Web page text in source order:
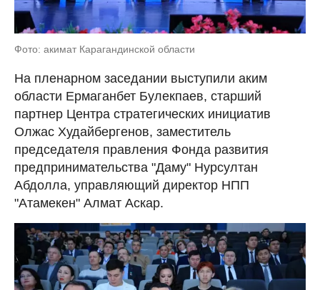
Фото: акимат Карагандинской области
На пленарном заседании выступили аким
области Ермаганбет Булекпаев, старший
партнер Центра стратегических инициатив
Олжас Худайбергенов, заместитель
председателя правления Фонда развития
предпринимательства "Даму" Нурсултан
Абдолла, управляющий директор НПП
"Атамекен" Алмат Аскар.